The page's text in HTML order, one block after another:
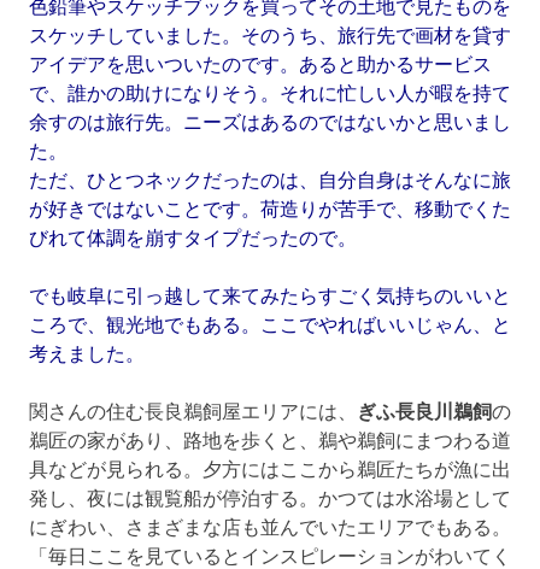
色鉛筆やスケッチブックを買ってその土地で見たものを
スケッチしていました。そのうち、旅行先で画材を貸す
アイデアを思いついたのです。あると助かるサービス
で、誰かの助けになりそう。それに忙しい人が暇を持て
余すのは旅行先。ニーズはあるのではないかと思いまし
た。
ただ、ひとつネックだったのは、自分自身はそんなに旅
が好きではないことです。荷造りが苦手で、移動でくた
びれて体調を崩すタイプだったので。
でも岐阜に引っ越して来てみたらすごく気持ちのいいと
ころで、観光地でもある。ここでやればいいじゃん、と
考えました。
関さんの住む長良鵜飼屋エリアには、 ぎふ長良川鵜飼の
鵜匠の家があり、路地を歩くと、鵜や鵜飼にまつわる道
具などが見られる。夕方にはここから鵜匠たちが漁に出
発し、夜には観覧船が停泊する。かつては水浴場として
にぎわい、さまざまな店も並んでいたエリアでもある。
「毎日ここを見ているとインスピレーションがわいてく